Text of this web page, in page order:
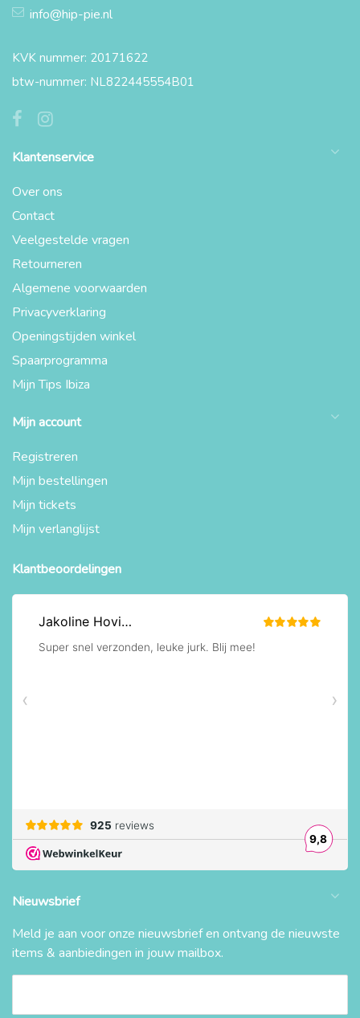
info@hip-pie.nl
KVK nummer: 20171622
btw-nummer: NL822445554B01
Klantenservice
Over ons
Contact
Veelgestelde vragen
Retourneren
Algemene voorwaarden
Privacyverklaring
Openingstijden winkel
Spaarprogramma
Mijn Tips Ibiza
Mijn account
Registreren
Mijn bestellingen
Mijn tickets
Mijn verlanglijst
Klantbeoordelingen
Nieuwsbrief
Meld je aan voor onze nieuwsbrief en ontvang de nieuwste
items & aanbiedingen in jouw mailbox.